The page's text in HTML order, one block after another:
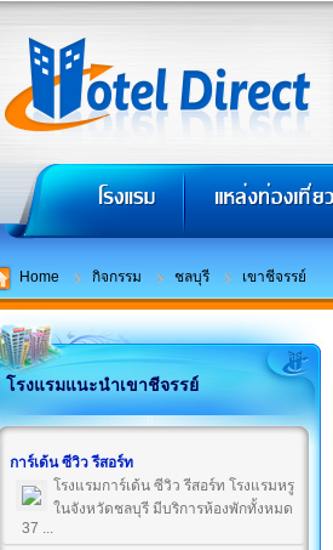
Home กิจกรรม ชลบุรี เขาชีจรรย์
โรงแรมแนะนำเขาชีจรรย์
การ์เด้น ซีวิว รีสอร์ท
โรงแรมการ์เด้น ซีวิว รีสอร์ท โรงแรมหรู
ในจังหวัดชลบุรี มีบริการห้องพักทั้งหมด
37 ...